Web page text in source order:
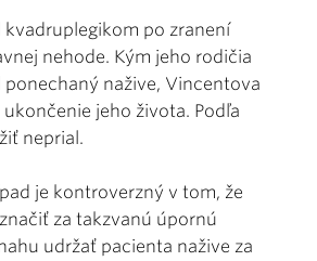
kvadruplegikom po zranení
nehode. Kým jeho rodičia
ponechaný nažive, Vincentova
ukončenie jeho života. Podľa
neprial.
je kontroverzný v tom, že
za takzvanú úpornú
udržať pacienta nažive za